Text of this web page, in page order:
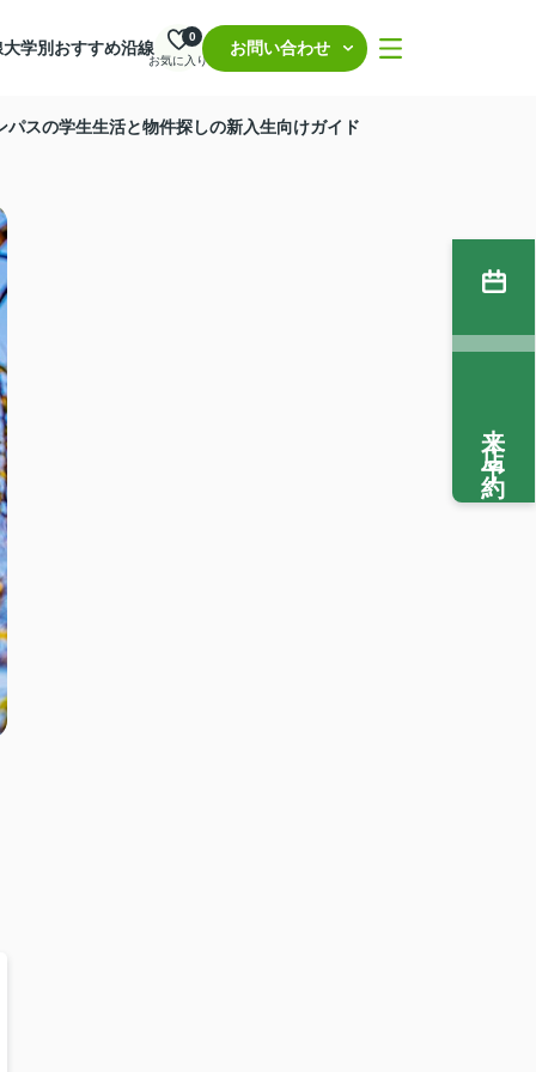
大学別おすすめ沿線
お気に入り
0
お問い合わせ
スの学生生活と物件探しの新入生向けガイド
来店予約